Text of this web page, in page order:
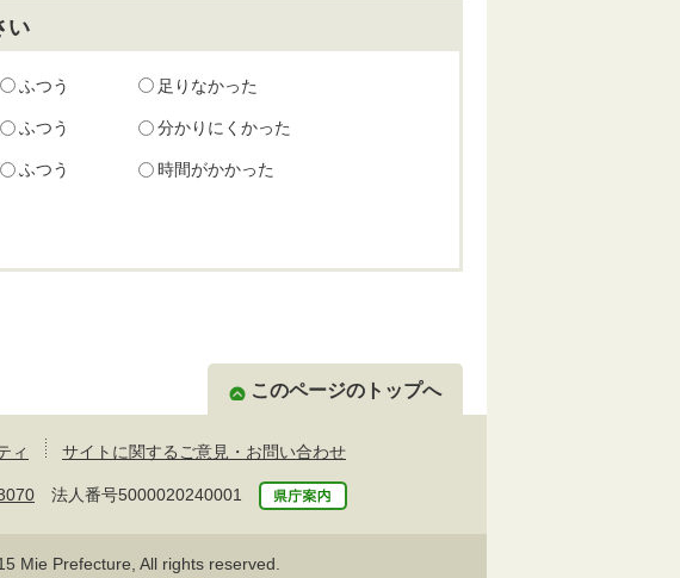
い
ふつう 足りなかった
ふつう 分かりにくかった
ふつう 時間がかかった
このページのトップへ
ィ サイトに関するご意見・お問い合わせ
法人番号5000020240001
Mie Prefecture, All rights reserved.